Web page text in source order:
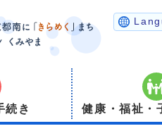
続き 健康・福祉・